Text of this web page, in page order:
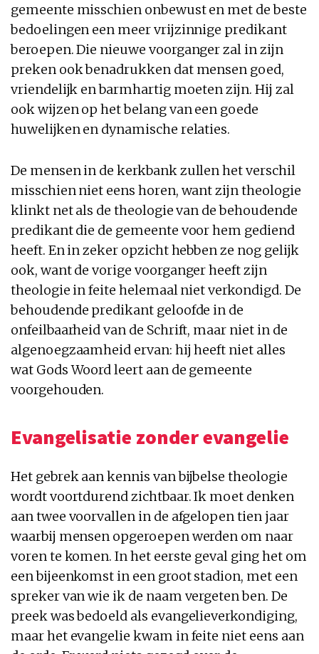
gemeente misschien onbewust en met de beste
bedoelingen een meer vrijzinnige predikant
beroepen. Die nieuwe voorganger zal in zijn
preken ook benadrukken dat mensen goed,
vriendelijk en barmhartig moeten zijn. Hij zal
ook wijzen op het belang van een goede
huwelijken en dynamische relaties.
De mensen in de kerkbank zullen het verschil
misschien niet eens horen, want zijn theologie
klinkt net als de theologie van de behoudende
predikant die de gemeente voor hem gediend
heeft. En in zeker opzicht hebben ze nog gelijk
ook, want de vorige voorganger heeft zijn
theologie in feite helemaal niet verkondigd. De
behoudende predikant geloofde in de
onfeilbaarheid van de Schrift, maar niet in de
algenoegzaamheid ervan: hij heeft niet alles
wat Gods Woord leert aan de gemeente
voorgehouden.
Evangelisatie zonder evangelie
Het gebrek aan kennis van bijbelse theologie
wordt voortdurend zichtbaar. Ik moet denken
aan twee voorvallen in de afgelopen tien jaar
waarbij mensen opgeroepen werden om naar
voren te komen. In het eerste geval ging het om
een bijeenkomst in een groot stadion, met een
spreker van wie ik de naam vergeten ben. De
preek was bedoeld als evangelieverkondiging,
maar het evangelie kwam in feite niet eens aan